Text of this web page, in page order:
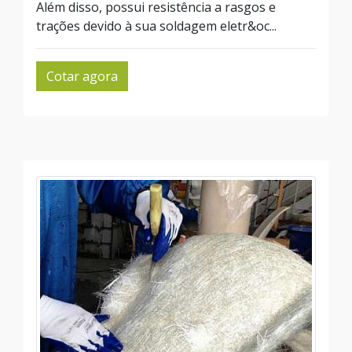
Além disso, possui resistência a rasgos e
trações devido à sua soldagem eletr&oc...
Cotar agora